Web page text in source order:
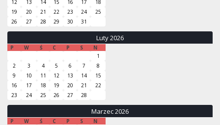
12
13 14 15 16 17
18
19
20 21 22 23 24
25
26
27 28 29 30 31
Luty 2026
P W Ś C P S
N
1
2
3 4 5 6 7
8
9
10 11 12 13 14
15
16
17 18 19 20 21
22
23
24 25 26 27 28
Marzec 2026
P W Ś C P S
N